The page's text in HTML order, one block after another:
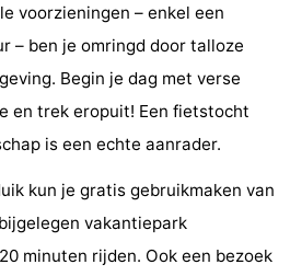
voorzieningen – enkel een
– ben je omringd door talloze
Begin je dag met verse
en trek eropuit! Een fietstocht
is een echte aanrader.
kun je gratis gebruikmaken van
vakantiepark
minuten rijden. Ook een bezoek